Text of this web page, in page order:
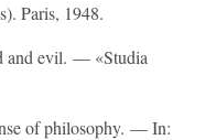
Paris, 1948.
and evil. — «Studia
of philosophy. — In: